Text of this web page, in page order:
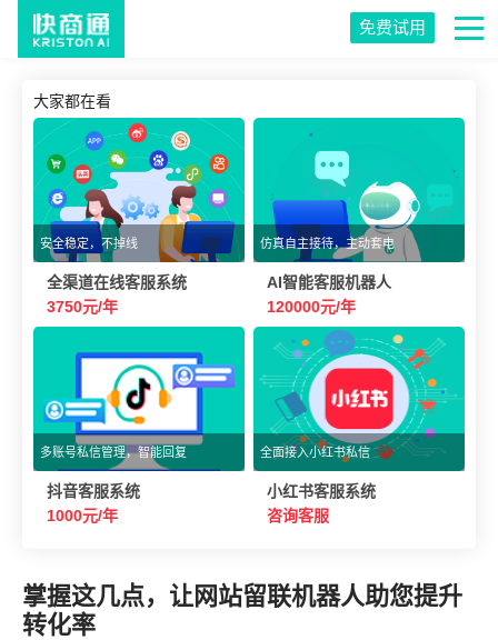
免费试用
大家都在看
安全稳定，不掉线
全渠道在线客服系统
3750元/年
仿真自主接待，主动套电
AI智能客服机器人
120000元/年
多账号私信管理，智能回复
抖音客服系统
1000元/年
全面接入小红书私信
小红书客服系统
咨询客服
掌握这几点，让网站留联机器人助您提升
转化率